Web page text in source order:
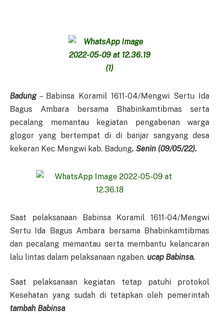
Badung– Babinsa Koramil 1611-04/Mengwi Sertu Ida
Bagus Ambara bersama Bhabinkamtibmas serta
pecalang memantau kegiatan pengabenan warga
glogor yang bertempat di di banjar sangyang desa
kekeran Kec Mengwi kab. Badung. Senin (09/05/22).
Saat pelaksanaan Babinsa Koramil 1611-04/Mengwi
Sertu Ida Bagus Ambara bersama Bhabinkamtibmas
dan pecalang memantau serta membantu kelancaran
lalu lintas dalam pelaksanaan ngaben. ucap Babinsa.
Saat pelaksanaan kegiatan tetap patuhi protokol
Kesehatan yang sudah di tetapkan oleh pemerintah
tambah Babinsa